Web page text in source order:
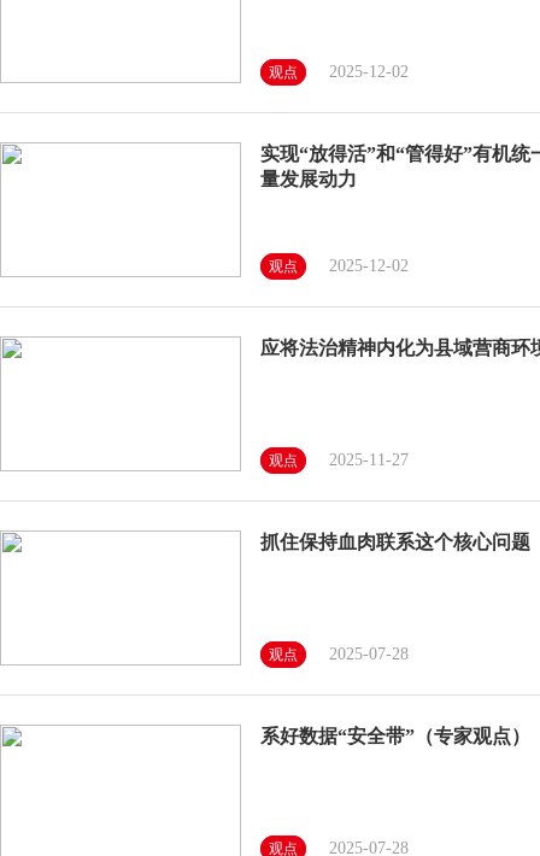
观点 2025-12-02
实现“放得活”和“管得好”有机
量发展动力
观点 2025-12-02
应将法治精神内化为县域营商环
观点 2025-11-27
抓住保持血肉联系这个核心问题
观点 2025-07-28
系好数据“安全带”（专家观点）
观点 2025-07-28